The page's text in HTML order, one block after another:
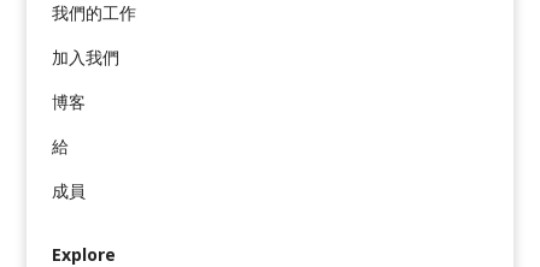
我們的工作
加入我們
博客
給
成員
Explore